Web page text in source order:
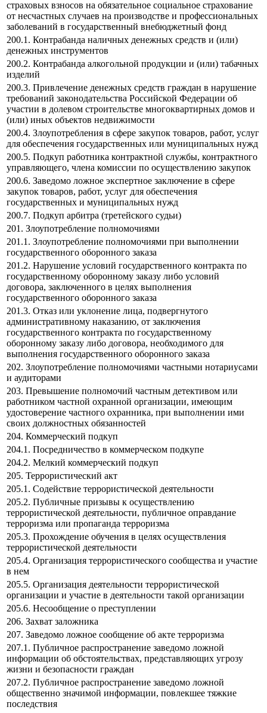
страховых взносов на обязательное социальное страхование
от несчастных случаев на производстве и профессиональных
заболеваний в государственный внебюджетный фонд
200.1. Контрабанда наличных денежных средств и (или)
денежных инструментов
200.2. Контрабанда алкогольной продукции и (или) табачных
изделий
200.3. Привлечение денежных средств граждан в нарушение
требований законодательства Российской Федерации об
участии в долевом строительстве многоквартирных домов и
(или) иных объектов недвижимости
200.4. Злоупотребления в сфере закупок товаров, работ, услуг
для обеспечения государственных или муниципальных нужд
200.5. Подкуп работника контрактной службы, контрактного
управляющего, члена комиссии по осуществлению закупок
200.6. Заведомо ложное экспертное заключение в сфере
закупок товаров, работ, услуг для обеспечения
государственных и муниципальных нужд
200.7. Подкуп арбитра (третейского судьи)
201. Злоупотребление полномочиями
201.1. Злоупотребление полномочиями при выполнении
государственного оборонного заказа
201.2. Нарушение условий государственного контракта по
государственному оборонному заказу либо условий
договора, заключенного в целях выполнения
государственного оборонного заказа
201.3. Отказ или уклонение лица, подвергнутого
административному наказанию, от заключения
государственного контракта по государственному
оборонному заказу либо договора, необходимого для
выполнения государственного оборонного заказа
202. Злоупотребление полномочиями частными нотариусами
и аудиторами
203. Превышение полномочий частным детективом или
работником частной охранной организации, имеющим
удостоверение частного охранника, при выполнении ими
своих должностных обязанностей
204. Коммерческий подкуп
204.1. Посредничество в коммерческом подкупе
204.2. Мелкий коммерческий подкуп
205. Террористический акт
205.1. Содействие террористической деятельности
205.2. Публичные призывы к осуществлению
террористической деятельности, публичное оправдание
терроризма или пропаганда терроризма
205.3. Прохождение обучения в целях осуществления
террористической деятельности
205.4. Организация террористического сообщества и участие
в нем
205.5. Организация деятельности террористической
организации и участие в деятельности такой организации
205.6. Несообщение о преступлении
206. Захват заложника
207. Заведомо ложное сообщение об акте терроризма
207.1. Публичное распространение заведомо ложной
информации об обстоятельствах, представляющих угрозу
жизни и безопасности граждан
207.2. Публичное распространение заведомо ложной
общественно значимой информации, повлекшее тяжкие
последствия